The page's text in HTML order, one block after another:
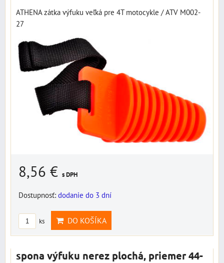
ATHENA zátka výfuku veľká pre 4T motocykle / ATV M002-
27
8,56 € s DPH
Dostupnosť: dodanie do 3 dní
ks DO KOŠÍKA
spona výfuku nerez plochá, priemer 44-